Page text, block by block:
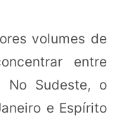
volumes de
entre
No Sudeste, o
e Espírito